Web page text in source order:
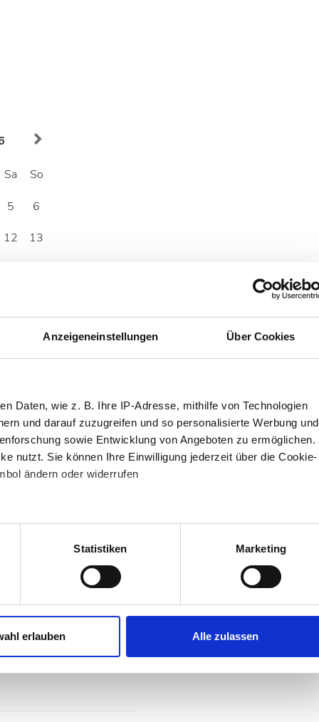
Anzeigeneinstellungen Über Cookies
Daten, wie z. B. Ihre IP-Adresse, mithilfe von Technologien
und darauf zuzugreifen und so personalisierte Werbung und
sowie Entwicklung von Angeboten zu ermöglichen.
nutzt. Sie können Ihre Einwilligung jederzeit über die Cookie-
ändern oder widerrufen
welche bis auf einige Meter genau sein können
(Fingerprinting) identifizieren
werden, und legen Sie Ihre Präferenzen imAbschnitt
Funktionen für soziale Medien anbieten zu können
geben wir Informationen zu Ihrer Verwendung unserer
Statistiken Marketing
erlauben Alle zulassen
Sa So
5
6
12
13